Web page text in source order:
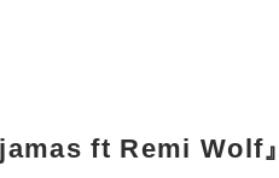
ft Remi Wolf』